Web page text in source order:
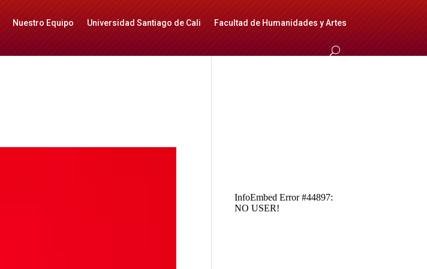
Nuestro Equipo Universidad Santiago de Cali Facultad de Humanidades y Artes